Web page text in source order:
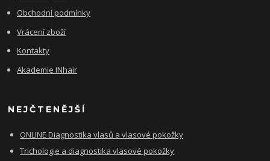
Obchodní podmínky
Vrácení zboží
Kontakty
Akademie INhair
NEJČTENĚJŠÍ
ONLINE Diagnostika vlasů a vlasové pokožky
Trichologie a diagnostika vlasové pokožky